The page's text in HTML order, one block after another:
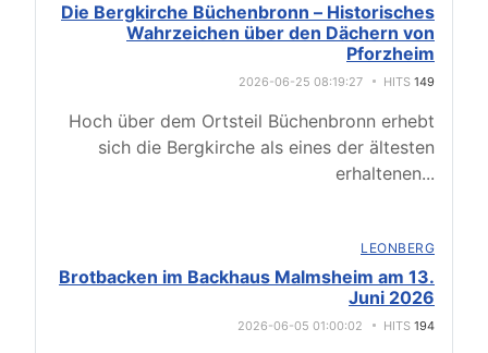
Die Bergkirche Büchenbronn – Historisches
Wahrzeichen über den Dächern von
Pforzheim
2026-06-25 08:19:27 HITS 149
Hoch über dem Ortsteil Büchenbronn erhebt
sich die Bergkirche als eines der ältesten
erhaltenen...
LEONBERG
Brotbacken im Backhaus Malmsheim am 13.
Juni 2026
2026-06-05 01:00:02 HITS 194